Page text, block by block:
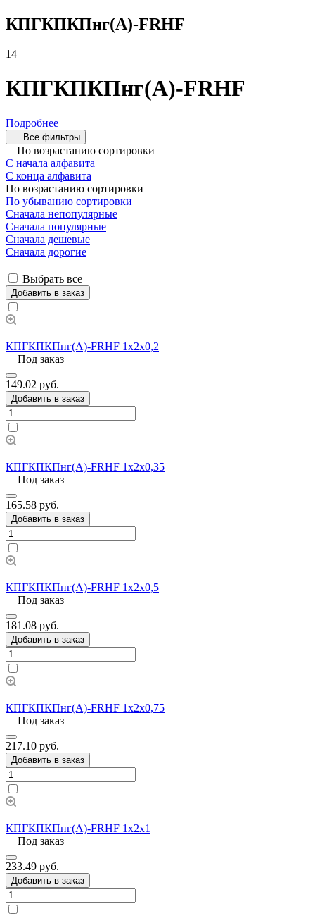
КПГКПКПнг(А)-FRHF
14
КПГКПКПнг(А)-FRHF
Подробнее
Все фильтры
По возрастанию сортировки
С начала алфавита
С конца алфавита
По возрастанию сортировки
По убыванию сортировки
Сначала непопулярные
Сначала популярные
Сначала дешевые
Сначала дорогие
Выбрать все
Добавить в заказ
КПГКПКПнг(А)-FRHF 1х2х0,2
Под заказ
149.02 руб.
Добавить в заказ
КПГКПКПнг(А)-FRHF 1х2х0,35
Под заказ
165.58 руб.
Добавить в заказ
КПГКПКПнг(А)-FRHF 1х2х0,5
Под заказ
181.08 руб.
Добавить в заказ
КПГКПКПнг(А)-FRHF 1х2х0,75
Под заказ
217.10 руб.
Добавить в заказ
КПГКПКПнг(А)-FRHF 1х2х1
Под заказ
233.49 руб.
Добавить в заказ